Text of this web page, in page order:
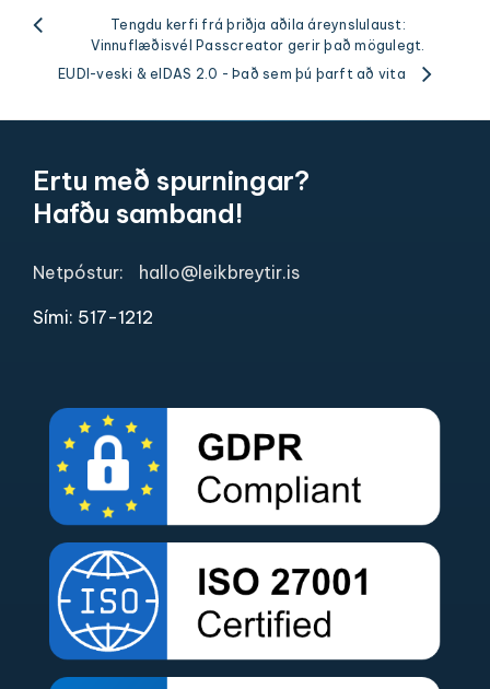
Tengdu kerfi frá þriðja aðila áreynslulaust:
Vinnuflæðisvél Passcreator gerir það mögulegt.
EUDI-veski & eIDAS 2.0 - Það sem þú þarft að vita
Ertu með spurningar?
Hafðu samband!
Netpóstur: hallo@leikbreytir.is
Sími: 517-1212​